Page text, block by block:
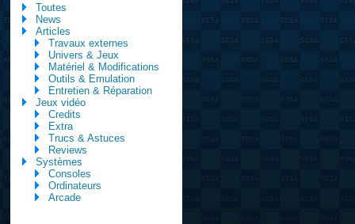
Toutes
News
Articles
Travaux externes
Univers & Jeux
Matériel & Modifications
Outils & Emulation
Entretien & Réparation
Jeux vidéo
Credits
Extra
Trucs & Astuces
Reviews
Systèmes
Consoles
Ordinateurs
Arcade